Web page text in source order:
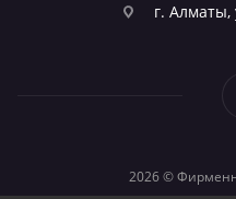
г.
2026 ©